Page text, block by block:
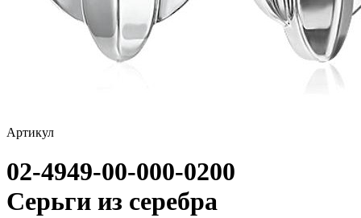
треугольник
хвост кита
цветы
Артикул
02-4949-00-000-0200
Серьги из серебра